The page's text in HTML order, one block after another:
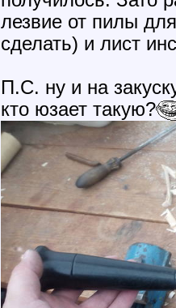
лезвие от пилы
сделать) и лист
П.С. ну и на
кто юзает такую?